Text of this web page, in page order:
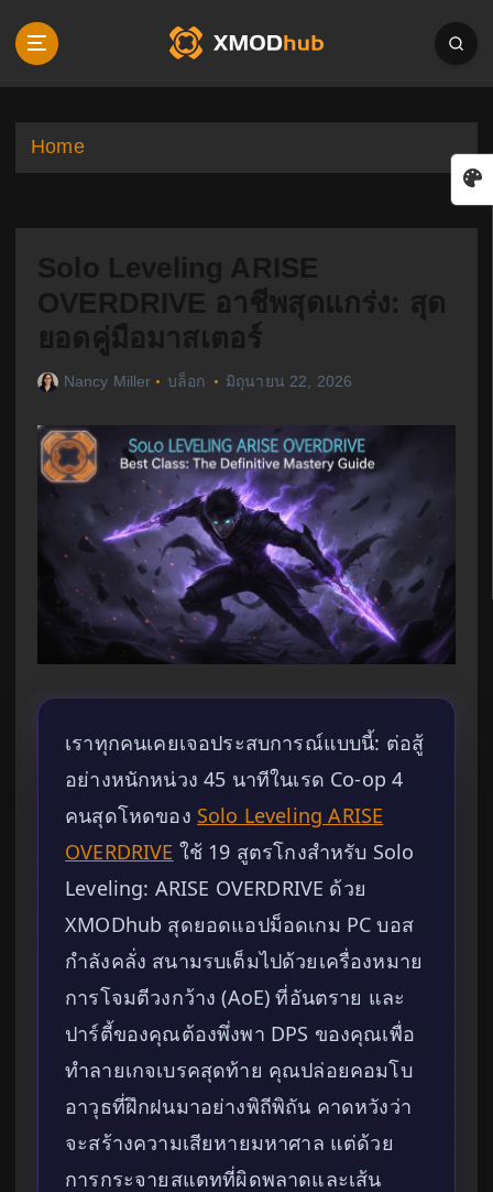
p
Home
Solo Leveling ARISE
OVERDRIVE อาชีพสุดแกร่ง: สุด
ยอดคู่มือมาสเตอร์
Nancy Miller บล็อก มิถุนายน 22, 2026
เราทุกคนเคยเจอประสบการณ์แบบนี้: ต่อสู้
อย่างหนักหน่วง 45 นาทีในเรด Co-op 4
คนสุดโหดของ Solo Leveling ARISE
OVERDRIVE ใช้ 19 สูตรโกงสำหรับ Solo
Leveling: ARISE OVERDRIVE ด้วย
XMODhub สุดยอดแอปม็อดเกม PC บอส
กำลังคลั่ง สนามรบเต็มไปด้วยเครื่องหมาย
การโจมตีวงกว้าง (AoE) ที่อันตราย และ
ปาร์ตี้ของคุณต้องพึ่งพา DPS ของคุณเพื่อ
ทำลายเกจเบรคสุดท้าย คุณปล่อยคอมโบ
อาวุธที่ฝึกฝนมาอย่างพิถีพิถัน คาดหวังว่า
จะสร้างความเสียหายมหาศาล แต่ด้วย
การกระจายสแตทที่ผิดพลาดและเส้น